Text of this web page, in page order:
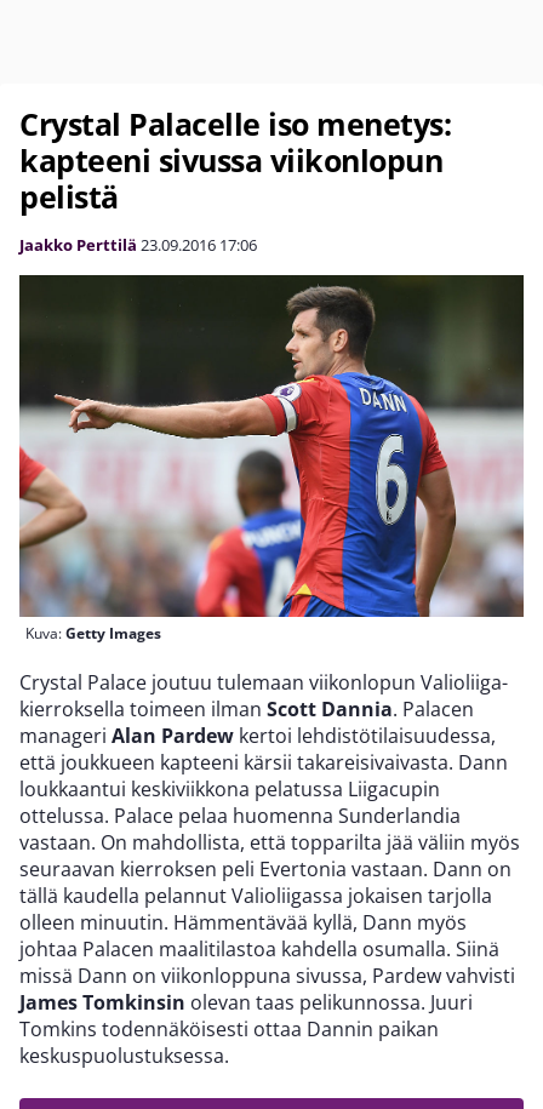
Crystal Palacelle iso menetys:
kapteeni sivussa viikonlopun
pelistä
Jaakko Perttilä 23.09.2016 17:06
Kuva:Getty Images
Crystal Palace joutuu tulemaan viikonlopun Valioliiga-
kierroksella toimeen ilman Scott Dannia. Palacen
manageri Alan Pardew kertoi lehdistötilaisuudessa,
että joukkueen kapteeni kärsii takareisivaivasta. Dann
loukkaantui keskiviikkona pelatussa Liigacupin
ottelussa. Palace pelaa huomenna Sunderlandia
vastaan. On mahdollista, että topparilta jää väliin myös
seuraavan kierroksen peli Evertonia vastaan. Dann on
tällä kaudella pelannut Valioliigassa jokaisen tarjolla
olleen minuutin. Hämmentävää kyllä, Dann myös
johtaa Palacen maalitilastoa kahdella osumalla. Siinä
missä Dann on viikonloppuna sivussa, Pardew vahvisti
James Tomkinsin olevan taas pelikunnossa. Juuri
Tomkins todennäköisesti ottaa Dannin paikan
keskuspuolustuksessa.